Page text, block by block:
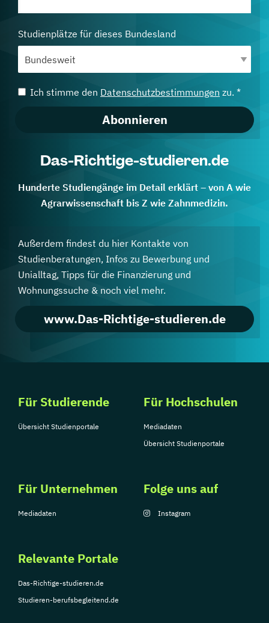
Studienplätze für dieses Bundesland
Ich stimme den Datenschutzbestimmungen zu. *
Abonnieren
Das-Richtige-studieren.de
Hunderte Studiengänge im Detail erklärt – von A wie
Agrarwissenschaft bis Z wie Zahnmedizin.
Außerdem findest du hier Kontakte von
Studienberatungen, Infos zu Bewerbung und
Unialltag, Tipps für die Finanzierung und
Wohnungssuche & noch viel mehr.
www.Das-Richtige-studieren.de
Für Studierende
Übersicht Studienportale
Für Hochschulen
Mediadaten
Übersicht Studienportale
Für Unternehmen
Mediadaten
Relevante Portale
Das-Richtige-studieren.de
Studieren-berufsbegleitend.de
Folge uns auf
Instagram